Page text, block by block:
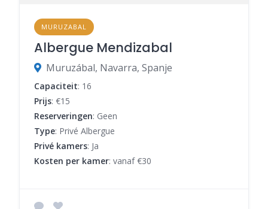
MURUZABAL
Albergue Mendizabal
Muruzábal, Navarra, Spanje
Capaciteit: 16
Prijs: €15
Reserveringen: Geen
Type: Privé Albergue
Privé kamers: Ja
Kosten per kamer: vanaf €30